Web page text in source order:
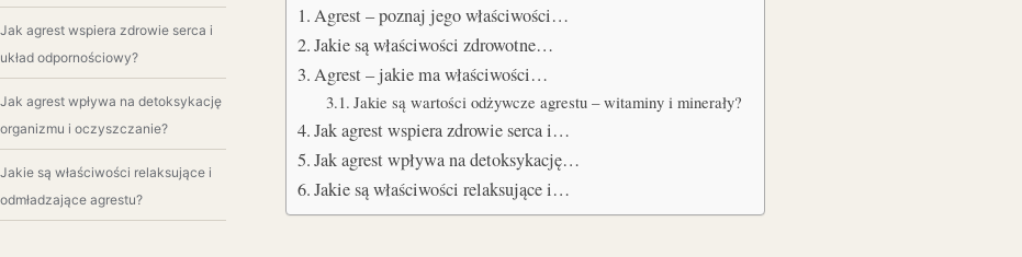
Jak agrest wspiera zdrowie serca i
układ odpornościowy?
Jak agrest wpływa na detoksykację
organizmu i oczyszczanie?
Jakie są właściwości relaksujące i
odmładzające agrestu?
Agrest – poznaj jego właściwości…
Jakie są właściwości zdrowotne…
Agrest – jakie ma właściwości…
Jakie są wartości odżywcze agrestu – witaminy i minerały?
Jak agrest wspiera zdrowie serca i…
Jak agrest wpływa na detoksykację…
Jakie są właściwości relaksujące i…